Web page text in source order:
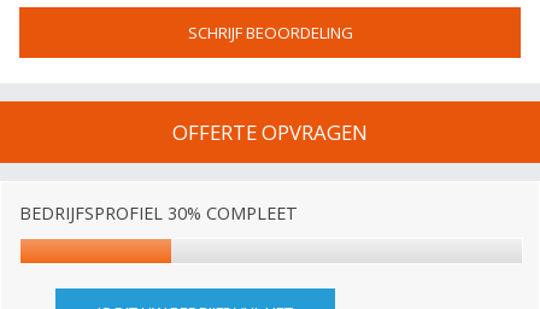
SCHRIJF BEOORDELING
OFFERTE OPVRAGEN
BEDRIJFSPROFIEL 30% COMPLEET